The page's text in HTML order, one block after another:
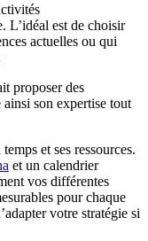
L’idéal est de choisir
actuelles ou qui
proposer des
son expertise tout
temps et ses ressources.
et un calendrier
vos différentes
pour chaque
votre stratégie si